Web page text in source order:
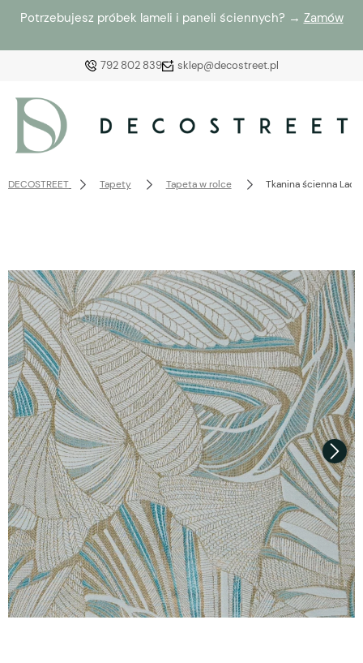
Potrzebujesz próbek lameli i paneli ściennych? → Zamów
792 802 839 sklep@decostreet.pl
Wybierz coś dla siebie z naszej aktualnej oferty lub
zaloguj się, aby przywrócić dodane produkty do listy
z poprzedniej sesji.
DECOSTREET Tapety Tapeta w rolce Tkanina ścienna